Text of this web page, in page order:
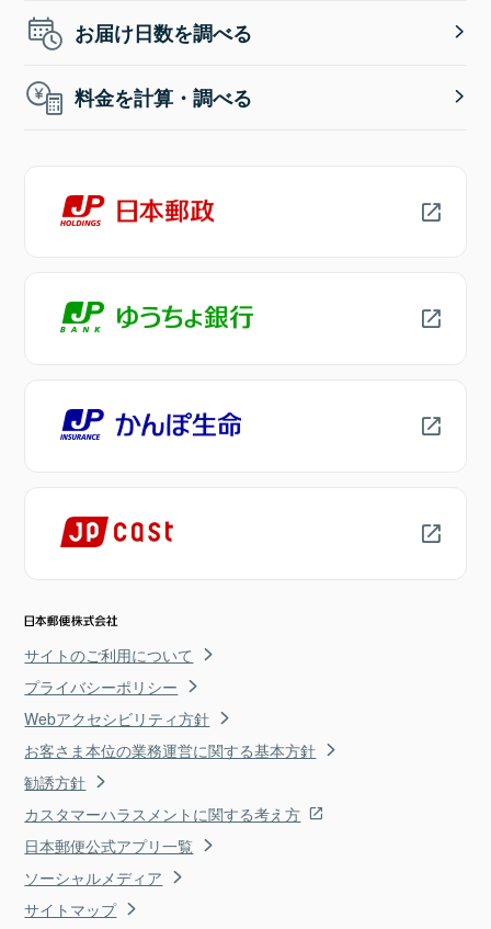
お届け日数を調べる
料金を計算・調べる
サイトのご利用について
プライバシーポリシー
Webアクセシビリティ方針
お客さま本位の業務運営に関する基本方針
勧誘方針
カスタマーハラスメントに関する考え方
日本郵便公式アプリ一覧
ソーシャルメディア
サイトマップ